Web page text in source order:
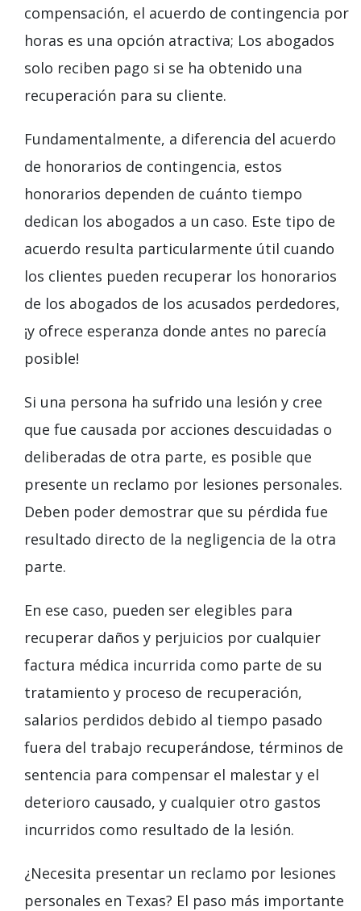
compensación, el acuerdo de contingencia por
horas es una opción atractiva; Los abogados
solo reciben pago si se ha obtenido una
recuperación para su cliente.
Fundamentalmente, a diferencia del acuerdo
de honorarios de contingencia, estos
honorarios dependen de cuánto tiempo
dedican los abogados a un caso. Este tipo de
acuerdo resulta particularmente útil cuando
los clientes pueden recuperar los honorarios
de los abogados de los acusados ​​perdedores,
¡y ofrece esperanza donde antes no parecía
posible!
Si una persona ha sufrido una lesión y cree
que fue causada por acciones descuidadas o
deliberadas de otra parte, es posible que
presente un reclamo por lesiones personales.
Deben poder demostrar que su pérdida fue
resultado directo de la negligencia de la otra
parte.
En ese caso, pueden ser elegibles para
recuperar daños y perjuicios por cualquier
factura médica incurrida como parte de su
tratamiento y proceso de recuperación,
salarios perdidos debido al tiempo pasado
fuera del trabajo recuperándose, términos de
sentencia para compensar el malestar y el
deterioro causado, y cualquier otro gastos
incurridos como resultado de la lesión.
¿Necesita presentar un reclamo por lesiones
personales en Texas? El paso más importante